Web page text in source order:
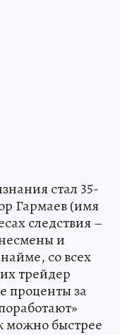
стал 35-
Гармаев (имя
следствия –
и
со всех
трейдер
проценты за
можно быстрее